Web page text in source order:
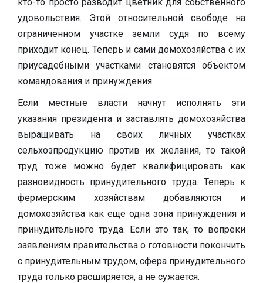
удовольствия. Этой относительной свободе на
ограниченном участке земли судя по всему
приходит конец. Теперь и сами домохозяйства с их
приусадебными участками становятся объектом
командования и принуждения.
Если местные власти начнут исполнять эти
указания президента и заставлять домохозяйства
выращивать на своих личных участках
сельхозпродукцию против их желания, то такой
труд тоже можно будет квалифицировать как
разновидность принудительного труда. Теперь к
фермерским хозяйствам добавляются и
домохозяйства как еще одна зона принуждения и
принудительного труда. Если это так, то вопреки
заявлениям правительства о готовности покончить
с принудительным трудом, сфера принудительного
труда только расширяется, а не сужается.